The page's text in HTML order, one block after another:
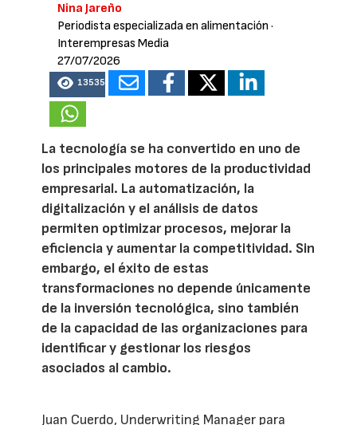
Nina Jareño
Periodista especializada en alimentación ·
Interempresas Media
27/07/2026
13535
La tecnología se ha convertido en uno de
los principales motores de la productividad
empresarial. La automatización, la
digitalización y el análisis de datos
permiten optimizar procesos, mejorar la
eficiencia y aumentar la competitividad. Sin
embargo, el éxito de estas
transformaciones no depende únicamente
de la inversión tecnológica, sino también
de la capacidad de las organizaciones para
identificar y gestionar los riesgos
asociados al cambio.
Juan Cuerdo, Underwriting Manager para